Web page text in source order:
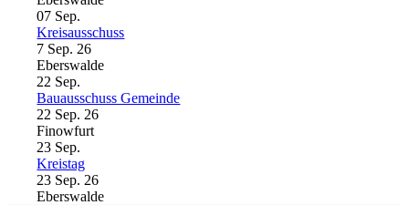
07 Sep.
Kreisausschuss
7 Sep. 26
Eberswalde
22 Sep.
Bauausschuss Gemeinde
22 Sep. 26
Finowfurt
23 Sep.
Kreistag
23 Sep. 26
Eberswalde